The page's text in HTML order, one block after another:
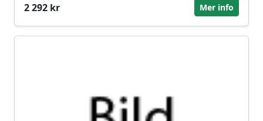
2 292 kr
Mer info